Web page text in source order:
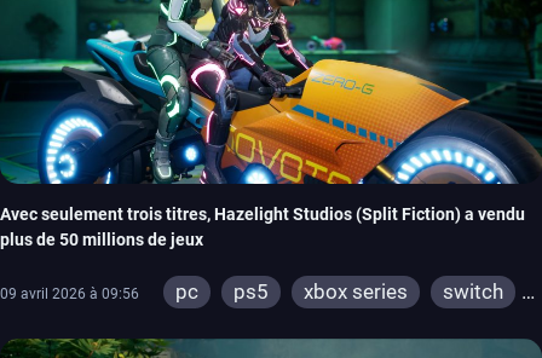
Avec seulement trois titres, Hazelight Studios (Split Fiction) a vendu
plus de 50 millions de jeux
09 avril 2026 à 09:56 pc ps5 xbox series
switch